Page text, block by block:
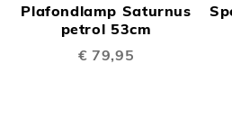
Plafondlamp Saturnus
petrol 53cm
€ 79,95